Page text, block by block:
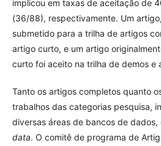
implicou em taxas de aceitação de
(36/88), respectivamente. Um
submetido para a trilha de artigos
artigo curto, e um artigo
curto foi aceito na trilha de demos e
Tanto os artigos completos quanto
trabalhos das categorias pesquisa,
diversas áreas de bancos de
data. O comitê de programa de